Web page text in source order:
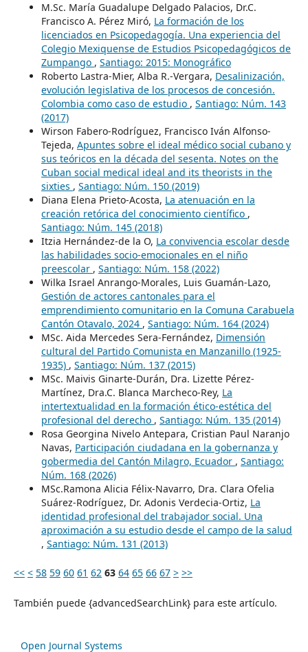
M.Sc. María Guadalupe Delgado Palacios, Dr.C.
Francisco A. Pérez Miró, La formación de los
licenciados en Psicopedagogía. Una experiencia del
Colegio Mexiquense de Estudios Psicopedagógicos de
Zumpango , Santiago: 2015: Monográfico
Roberto Lastra-Mier, Alba R.-Vergara, Desalinización,
evolución legislativa de los procesos de concesión.
Colombia como caso de estudio , Santiago: Núm. 143
(2017)
Wirson Fabero-Rodríguez, Francisco Iván Alfonso-
Tejeda, Apuntes sobre el ideal médico social cubano y
sus teóricos en la década del sesenta. Notes on the
Cuban social medical ideal and its theorists in the
sixties , Santiago: Núm. 150 (2019)
Diana Elena Prieto-Acosta, La atenuación en la
creación retórica del conocimiento científico ,
Santiago: Núm. 145 (2018)
Itzia Hernández-de la O, La convivencia escolar desde
las habilidades socio-emocionales en el niño
preescolar , Santiago: Núm. 158 (2022)
Wilka Israel Anrango-Morales, Luis Guamán-Lazo,
Gestión de actores cantonales para el
emprendimiento comunitario en la Comuna Carabuela
Cantón Otavalo, 2024 , Santiago: Núm. 164 (2024)
MSc. Aida Mercedes Sera-Fernández, Dimensión
cultural del Partido Comunista en Manzanillo (1925-
1935) , Santiago: Núm. 137 (2015)
MSc. Maivis Ginarte-Durán, Dra. Lizette Pérez-
Martínez, Dra.C. Blanca Marcheco-Rey, La
intertextualidad en la formación ético-estética del
profesional del derecho , Santiago: Núm. 135 (2014)
Rosa Georgina Nivelo Antepara, Cristian Paul Naranjo
Navas, Participación ciudadana en la gobernanza y
gobermedia del Cantón Milagro, Ecuador , Santiago:
Núm. 168 (2026)
MSc.Ramona Alicia Félix-Navarro, Dra. Clara Ofelia
Suárez-Rodríguez, Dr. Adonis Verdecia-Ortiz, La
identidad profesional del trabajador social. Una
aproximación a su estudio desde el campo de la salud
, Santiago: Núm. 131 (2013)
<< < 58 59 60 61 62 63 64 65 66 67 > >>
También puede {advancedSearchLink} para este artículo.
Open Journal Systems